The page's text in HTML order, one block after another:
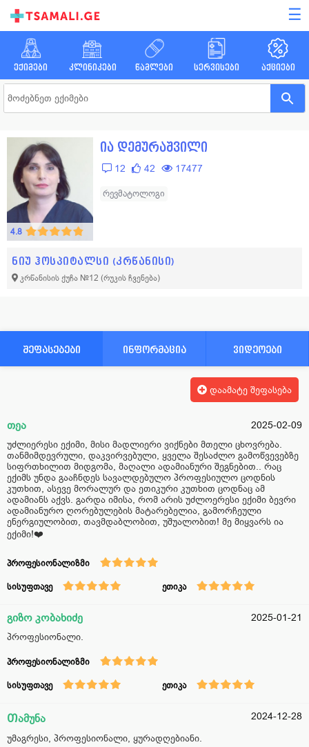
☰
ექიმები კლინიკები წამლები სერვისები აქციები
4.8
ია დემურაშვილი
12 42 17477
რევმატოლოგი
ნიუ ჰოსპიტალსი (კრწანისი)
კრწანისის ქუჩა №12 (რუკის ჩვენება)
შეფასებები ინფორმაცია ვიდეოები
დაამატე შეფასება
თეა
2025-02-09
უძლიერესი ექიმი, მისი მადლიერი ვიქნები მთელი ცხოვრება.
თანმიმდევრული, დაკვირვებული, ყველა შესაძლო გამოწვევებზე
სიფრთხილით მიდგომა, მაღალი ადამიანური შეგნებით.. რაც
ექიმს უნდა გააჩნდეს სავალდებულო პროფესიულო ცოდნის
კუთხით, ასევე მორალურ და ეთიკური კუთხით ცოდნაც ამ
ადამიანს აქვს. გარდა იმისა, რომ არის უძლოერესი ექიმი ბევრი
ადამიანურო ღორებულების მატარებელია, გამორჩეული
ენერგიულობით, თავმდაბლობით, უშუალობით! მე მიყვარს ია
ექიმი!❤️
პროფესიონალიზმი
სისუფთავე ეთიკა
გიზო კობახიძე
2025-01-21
პროფესიონალი.
პროფესიონალიზმი
სისუფთავე ეთიკა
Თამუნა
2024-12-28
უმაგრესი, პროფესიონალი, ყურადღებიანი.